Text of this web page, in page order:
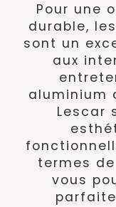
Pour une
durable,
sont un
aux
aluminium
Lescar
termes
vous